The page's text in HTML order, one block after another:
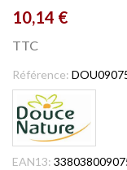
10,14 €
TTC
Référence:
EAN13: